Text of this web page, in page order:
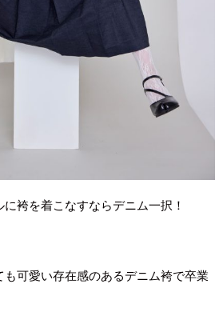
袴を着こなすならデニム一択！
も可愛い存在感のあるデニム袴で卒業